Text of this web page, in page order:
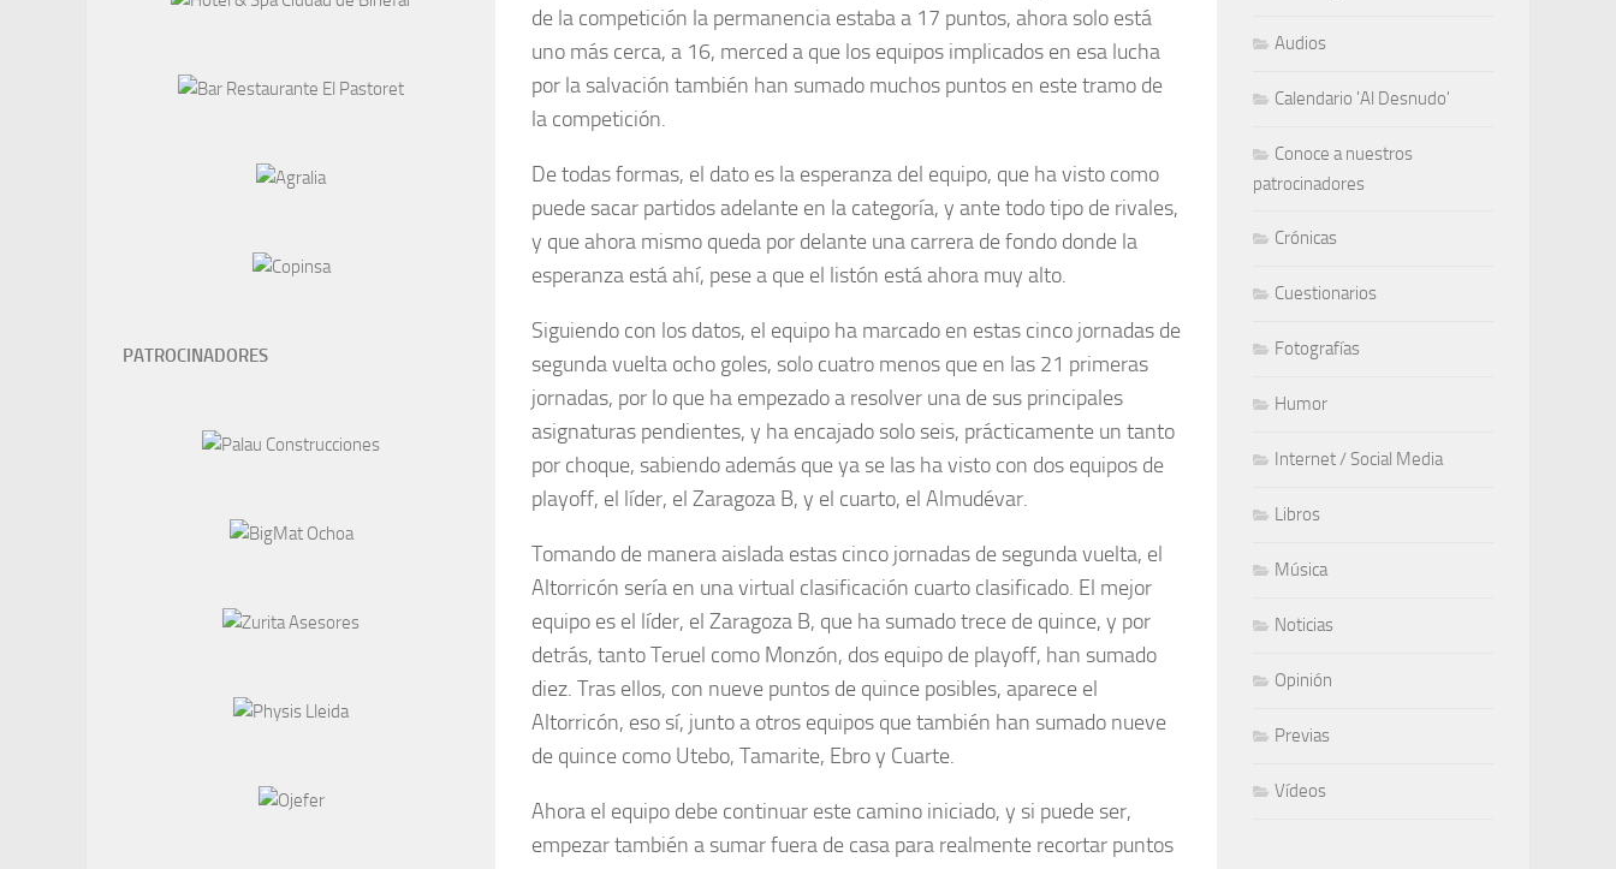
de la competición la permanencia estaba a 17 puntos, ahora solo está
uno más cerca, a 16, merced a que los equipos implicados en esa lucha
por la salvación también han sumado muchos puntos en este tramo de
la competición.
De todas formas, el dato es la esperanza del equipo, que ha visto como
puede sacar partidos adelante en la categoría, y ante todo tipo de rivales,
y que ahora mismo queda por delante una carrera de fondo donde la
esperanza está ahí, pese a que el listón está ahora muy alto.
Siguiendo con los datos, el equipo ha marcado en estas cinco jornadas de
segunda vuelta ocho goles, solo cuatro menos que en las 21 primeras
jornadas, por lo que ha empezado a resolver una de sus principales
asignaturas pendientes, y ha encajado solo seis, prácticamente un tanto
por choque, sabiendo además que ya se las ha visto con dos equipos de
playoff, el líder, el Zaragoza B, y el cuarto, el Almudévar.
Tomando de manera aislada estas cinco jornadas de segunda vuelta, el
Altorricón sería en una virtual clasificación cuarto clasificado. El mejor
equipo es el líder, el Zaragoza B, que ha sumado trece de quince, y por
detrás, tanto Teruel como Monzón, dos equipo de playoff, han sumado
diez. Tras ellos, con nueve puntos de quince posibles, aparece el
Altorricón, eso sí, junto a otros equipos que también han sumado nueve
de quince como Utebo, Tamarite, Ebro y Cuarte.
Ahora el equipo debe continuar este camino iniciado, y si puede ser,
empezar también a sumar fuera de casa para realmente recortar puntos
PATROCINADORES
Audios
Calendario 'Al Desnudo'
Conoce a nuestros
patrocinadores
Crónicas
Cuestionarios
Fotografías
Humor
Internet / Social Media
Libros
Música
Noticias
Opinión
Previas
Vídeos